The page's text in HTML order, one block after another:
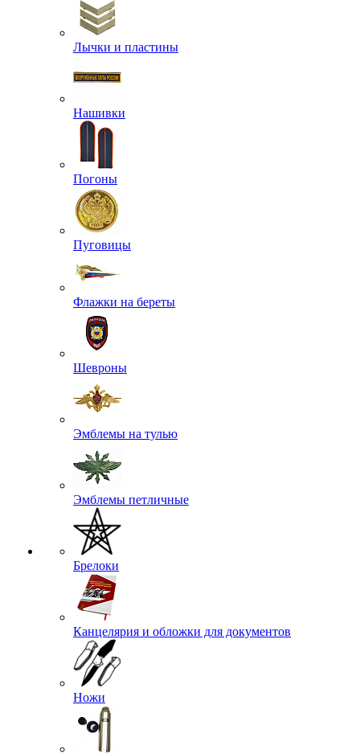
Лычки и пластины
Нашивки
Погоны
Пуговицы
Флажки на береты
Шевроны
Эмблемы на тулью
Эмблемы петличные
Брелоки
Канцелярия и обложки для документов
Ножи